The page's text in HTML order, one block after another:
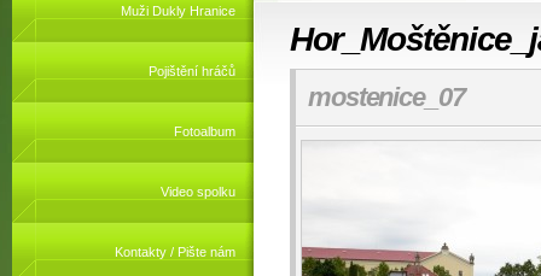
Muži Dukly Hranice
Pojištění hráčů
Fotoalbum
Video spolku
Kontakty / Pište nám
mostenice_07